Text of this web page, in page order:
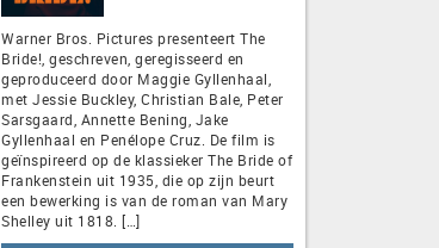
Warner Bros. Pictures presenteert The
Bride!, geschreven, geregisseerd en
geproduceerd door Maggie Gyllenhaal,
met Jessie Buckley, Christian Bale, Peter
Sarsgaard, Annette Bening, Jake
Gyllenhaal en Penélope Cruz. De film is
geïnspireerd op de klassieker The Bride of
Frankenstein uit 1935, die op zijn beurt
een bewerking is van de roman van Mary
Shelley uit 1818. […]